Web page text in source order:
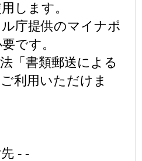
します。
庁提供のマイナポ
です。
「書類郵送による
利用いただけま
- -